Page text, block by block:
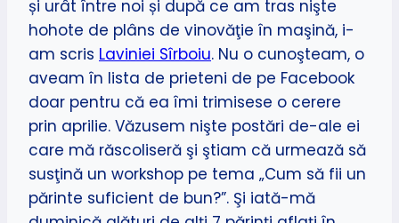
și urât între noi și după ce am tras nişte
hohote de plâns de vinovăţie în maşină, i-
am scris Laviniei Sîrboiu. Nu o cunoşteam, o
aveam în lista de prieteni de pe Facebook
doar pentru că ea îmi trimisese o cerere
prin aprilie. Văzusem nişte postări de-ale ei
care mă răscoliseră şi ştiam că urmează să
susţină un workshop pe tema „Cum să fii un
părinte suficient de bun?”. Şi iată-mă